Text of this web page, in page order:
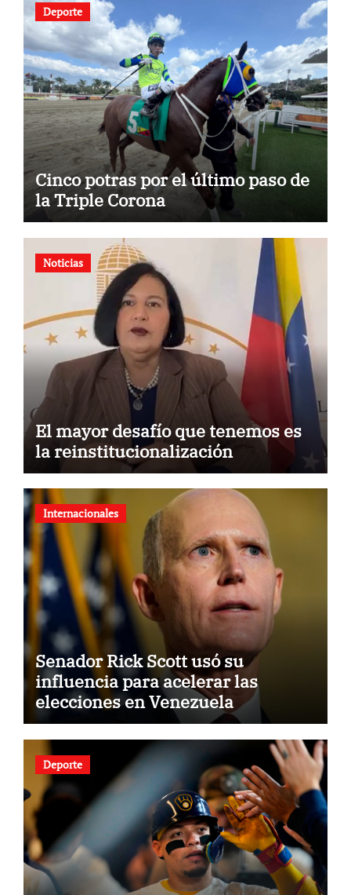
Deporte
Cinco potras por el último paso de
la Triple Corona
Noticias
El mayor desafío que tenemos es
la reinstitucionalización
Internacionales
Senador Rick Scott usó su
influencia para acelerar las
elecciones en Venezuela
Deporte